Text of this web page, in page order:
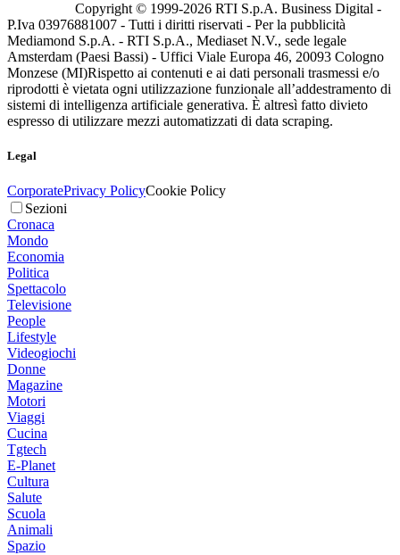
Copyright © 1999-2026 RTI S.p.A. Business Digital -
P.Iva 03976881007 - Tutti i diritti riservati - Per la pubblicità
Mediamond S.p.A. - RTI S.p.A., Mediaset N.V., sede legale
Amsterdam (Paesi Bassi) - Uffici Viale Europa 46, 20093 Cologno
Monzese (MI)Rispetto ai contenuti e ai dati personali trasmessi e/o
riprodotti è vietata ogni utilizzazione funzionale all’addestramento di
sistemi di intelligenza artificiale generativa. È altresì fatto divieto
espresso di utilizzare mezzi automatizzati di data scraping.
Legal
CorporatePrivacy PolicyCookie Policy
Sezioni
Cronaca
Mondo
Economia
Politica
Spettacolo
Televisione
People
Lifestyle
Videogiochi
Donne
Magazine
Motori
Viaggi
Cucina
Tgtech
E-Planet
Cultura
Salute
Scuola
Animali
Spazio